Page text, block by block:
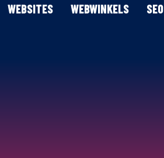
WEBSITES WEBWINKELS SEO